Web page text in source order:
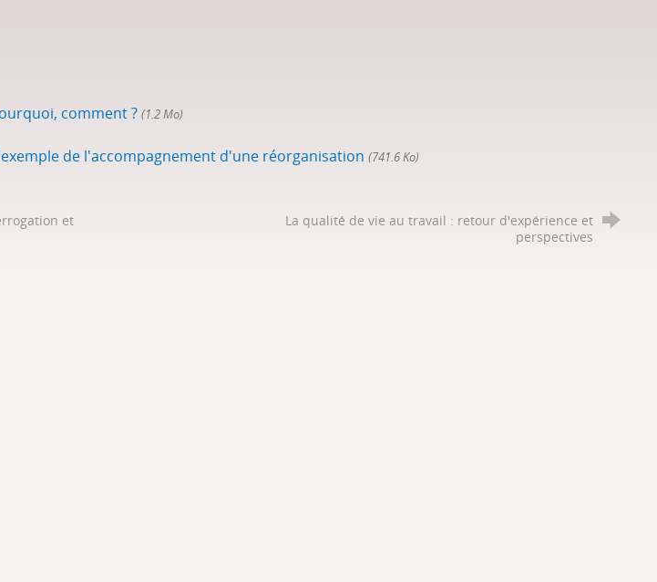
comment ?(1.2 Mo)
de l'accompagnement d'une réorganisation(741.6 Ko)
et
La qualité de vie au travail : retour d'expérience et
perspectives